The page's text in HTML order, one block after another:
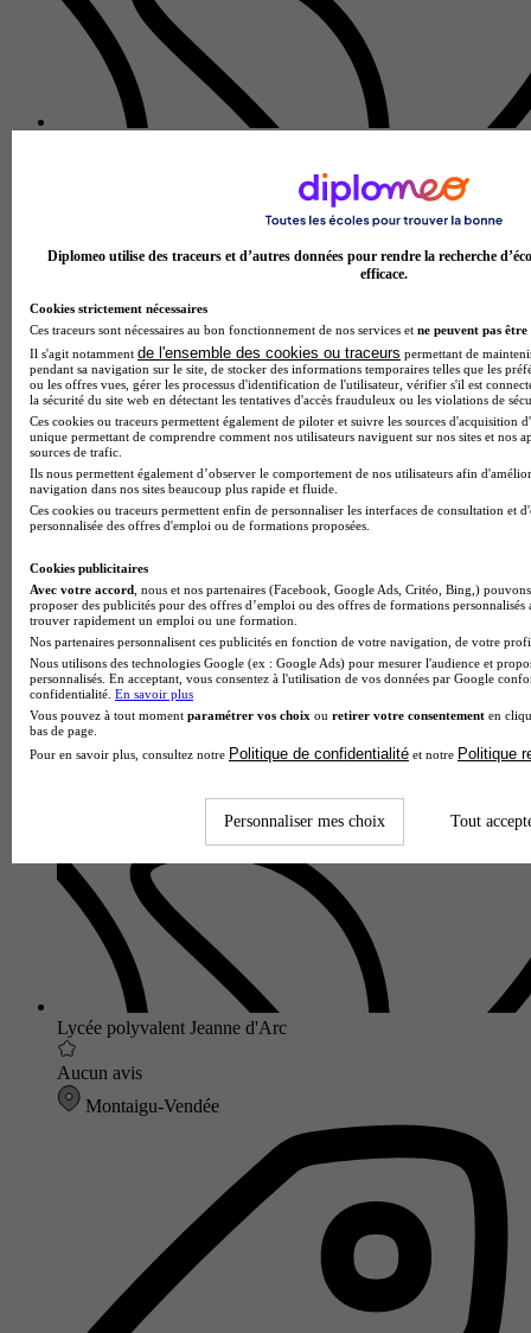
Lycée professionnel
Voir l’établissement
Lycée polyvalent Jeanne d'Arc
Aucun avis
Montaigu-Vendée
Diplomeo utilise des traceurs et d’autres données pour rendre la recherche
efficace.
Cookies strictement nécessaires
Ces traceurs sont nécessaires au bon fonctionnement de nos services et ne peuvent pas être
Il s'agit notamment de l'ensemble des cookies ou traceurs permettant de
pendant sa navigation sur le site, de stocker des informations temporaires telles que les
ou les offres vues, gérer les processus d'identification de l'utilisateur, vérifier s'il est
la sécurité du site web en détectant les tentatives d'accès frauduleux ou les violations de
Ces cookies ou traceurs permettent également de piloter et suivre les sources d'acquisition
unique permettant de comprendre comment nos utilisateurs naviguent sur nos sites et nos
sources de trafic.
Ils nous permettent également d’observer le comportement de nos utilisateurs afin
navigation dans nos sites beaucoup plus rapide et fluide.
Ces cookies ou traceurs permettent enfin de personnaliser les interfaces de consultation et
personnalisée des offres d'emploi ou de formations proposées.
Cookies publicitaires
Avec votre accord , nous et nos partenaires (Facebook, Google Ads, Critéo, Bing,)
proposer des publicités pour des offres d’emploi ou des offres de formations
trouver rapidement un emploi ou une formation.
Nos partenaires personnalisent ces publicités en fonction de votre navigation, de votre
Nous utilisons des technologies Google (ex : Google Ads) pour mesurer l'audience et
personnalisés. En acceptant, vous consentez à l'utilisation de vos données par Google
confidentialité. En savoir plus
Vous pouvez à tout moment paramétrer vos choix ou retirer votre consentement en
bas de page.
Pour en savoir plus, consultez notre Politique de confidentialité et notre Politique
Personnaliser mes choix Tout